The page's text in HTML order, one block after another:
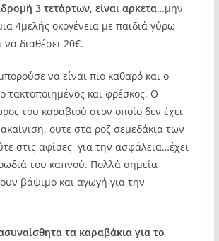
3 τετάρτων, είναι αρκετα…μην
4μελής οκογένεια με παιδιά γύρω
διαθέσει 20€.
να είναι πιο καθαρό και ο
τακτοποιημένος και φρέσκος. Ο
του καραβιού στον οποίο δεν έχει
ουτε στα ροζ σεμεδάκια των
στις αφίσες για την ασφάλεια…έχει
του καπνού. Πολλά σημεία
βάψιμο και αγωγή για την
τα καραβάκια για το